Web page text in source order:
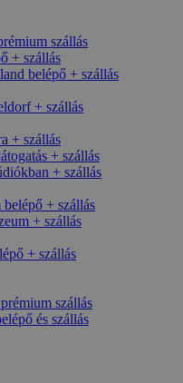
szállás
+ szállás
belépő + szállás
+ szállás
+ szállás
+ szállás
+ szállás
+ szállás
+ szállás
+ szállás
szállás
és szállás